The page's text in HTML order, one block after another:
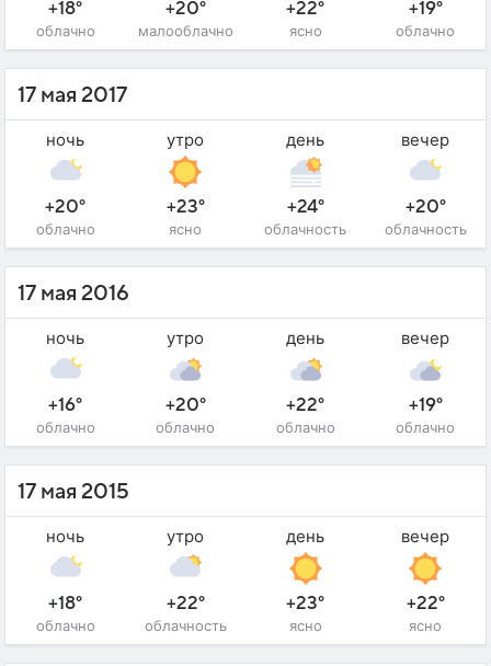
+18°
облачно
+20°
малооблачно
+22°
ясно
+19°
облачно
17 мая 2017
ночь
+20°
облачно
утро
+23°
ясно
день
+24°
облачность
вечер
+20°
облачность
17 мая 2016
ночь
+16°
облачно
утро
+20°
облачно
день
+22°
облачно
вечер
+19°
облачно
17 мая 2015
ночь
+18°
облачно
утро
+22°
облачность
день
+23°
ясно
вечер
+22°
ясно